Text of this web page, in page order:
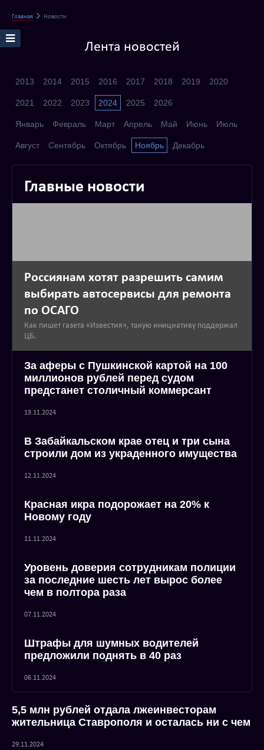
Главная Новости
Лента новостей
2013 2014 2015 2016 2017 2018 2019 2020
2021 2022 2023 2024 2025 2026
Январь Февраль Март Апрель Май Июнь Июль
Август Сентябрь Октябрь Ноябрь Декабрь
Главные новости
Россиянам хотят разрешить самим
выбирать автосервисы для ремонта
по ОСАГО
Как пишет газета «Известия», такую инициативу поддержал
ЦБ.
За аферы с Пушкинской картой на 100
миллионов рублей перед судом
предстанет столичный коммерсант
13.11.2024
В Забайкальском крае отец и три сына
строили дом из украденного имущества
12.11.2024
Красная икра подорожает на 20% к
Новому году
11.11.2024
Уровень доверия сотрудникам полиции
за последние шесть лет вырос более
чем в полтора раза
07.11.2024
Штрафы для шумных водителей
предложили поднять в 40 раз
06.11.2024
5,5 млн рублей отдала лжеинвесторам
жительница Ставрополя и осталась ни с чем
29.11.2024